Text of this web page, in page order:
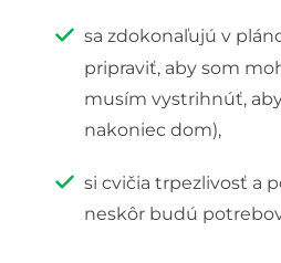
sa zdokonaľujú v
pripraviť, aby som
musím vystrihnúť,
nakoniec dom),
si cvičia trpezlivosť a
neskôr budú